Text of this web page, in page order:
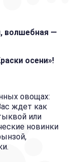
волшебная —
осени»!
овощах:
ждет как
или
новинки